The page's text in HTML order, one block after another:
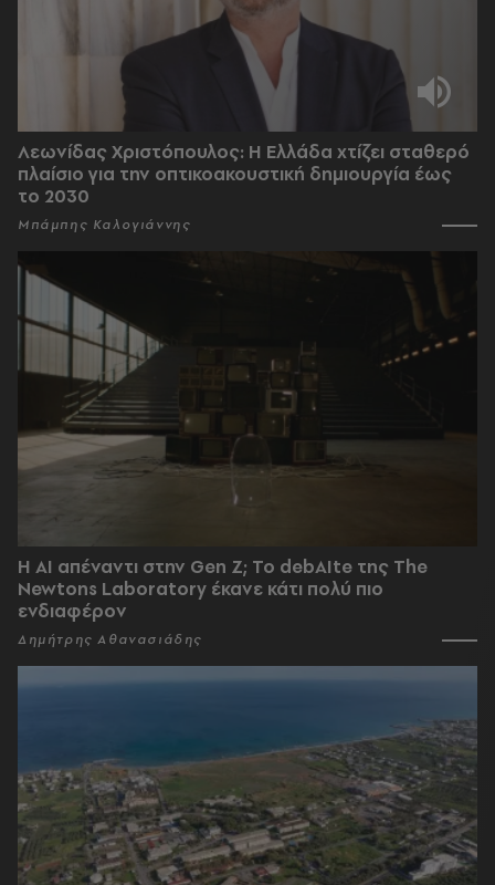
Λεωνίδας Χριστόπουλος: Η Ελλάδα χτίζει σταθερό
πλαίσιο για την οπτικοακουστική δημιουργία έως
το 2030
Μπάμπης Καλογιάννης
Η AI απέναντι στην Gen Z; Το debAIte της The
Newtons Laboratory έκανε κάτι πολύ πιο
ενδιαφέρον
Δημήτρης Αθανασιάδης